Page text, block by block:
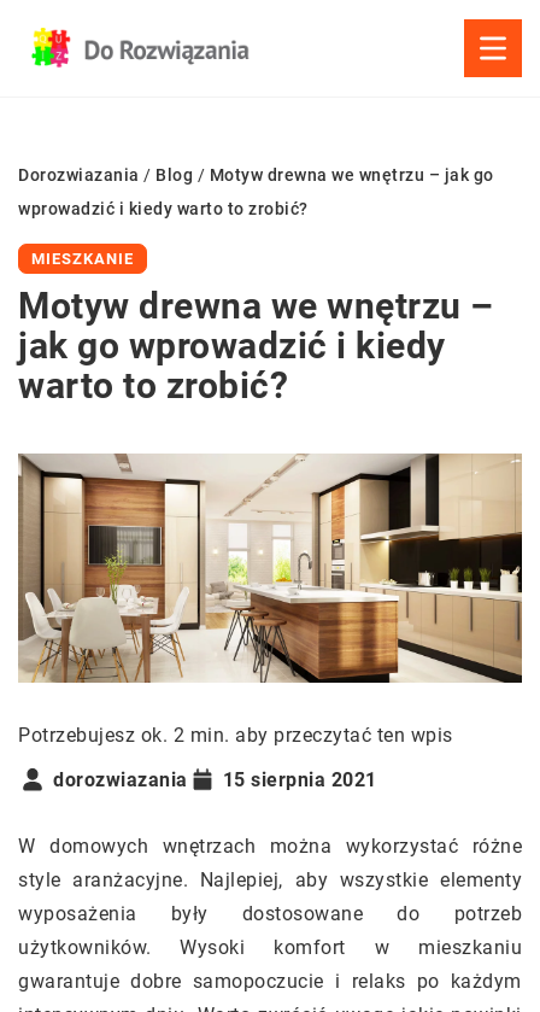
Dorozwiazania / Blog / Motyw drewna we wnętrzu – jak go
wprowadzić i kiedy warto to zrobić?
MIESZKANIE
Motyw drewna we wnętrzu –
jak go wprowadzić i kiedy
warto to zrobić?
Potrzebujesz ok. 2 min. aby przeczytać ten wpis
dorozwiazania
15 sierpnia 2021
W domowych wnętrzach można wykorzystać różne
style aranżacyjne. Najlepiej, aby wszystkie elementy
wyposażenia były dostosowane do potrzeb
użytkowników. Wysoki komfort w mieszkaniu
gwarantuje dobre samopoczucie i relaks po każdym